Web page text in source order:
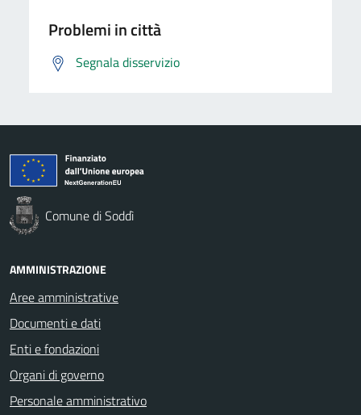
Problemi in città
Segnala disservizio
Comune di Soddì
AMMINISTRAZIONE
Aree amministrative
Documenti e dati
Enti e fondazioni
Organi di governo
Personale amministrativo